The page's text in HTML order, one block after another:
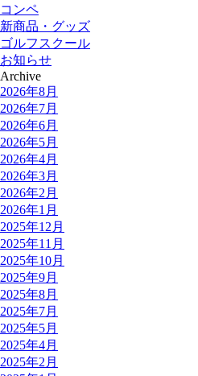
コンペ
新商品・グッズ
ゴルフスクール
お知らせ
Archive
2026年8月
2026年7月
2026年6月
2026年5月
2026年4月
2026年3月
2026年2月
2026年1月
2025年12月
2025年11月
2025年10月
2025年9月
2025年8月
2025年7月
2025年5月
2025年4月
2025年2月